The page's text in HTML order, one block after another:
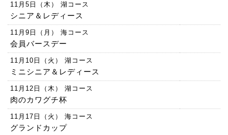
11月5日（木） 湖コース
シニア＆レディース
11月9日（月） 海コース
会員バースデー
11月10日（火） 湖コース
ミニシニア＆レディース
11月12日（木） 湖コース
肉のカワグチ杯
11月17日（火） 海コース
グランドカップ